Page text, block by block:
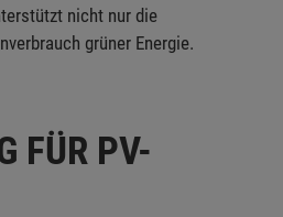
nicht nur die
grüner Energie.
FÜR PV-